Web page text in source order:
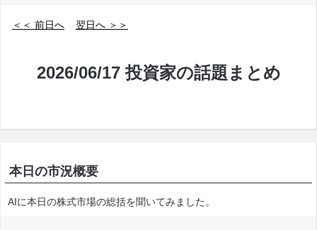
＜＜ 前日へ 翌日へ ＞＞
2026/06/17 投資家の話題まとめ
本日の市況概要
AIに本日の株式市場の総括を聞いてみました。